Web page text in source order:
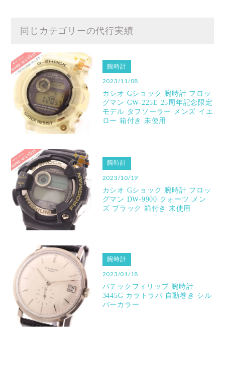
同じカテゴリーの代行実績
腕時計
2023/11/08
カシオ Gショック 腕時計 フロッ
グマン GW-225E 25周年記念限定
モデル タフソーラー メンズ イエ
ロー 箱付き 未使用
腕時計
2023/10/19
カシオ Gショック 腕時計 フロッ
グマン DW-9900 クォーツ メン
ズ ブラック 箱付き 未使用
腕時計
2023/01/18
パテックフィリップ 腕時計
3445G カラトラバ 自動巻き シル
バーカラー